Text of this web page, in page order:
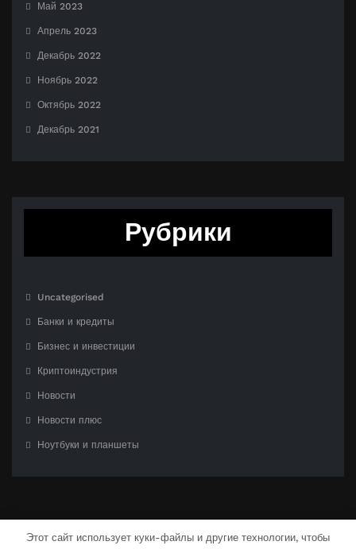
Май 2023
Апрель 2023
Декабрь 2022
Ноябрь 2022
Октябрь 2022
Декабрь 2021
Рубрики
Uncategorised
Банки и кредиты
Бизнес и инвестиции
Криптоиндустрия
Новости
Новости плюс
Ноутбуки и планшеты
Этот сайт использует куки-файлы и другие технологии, чтобы